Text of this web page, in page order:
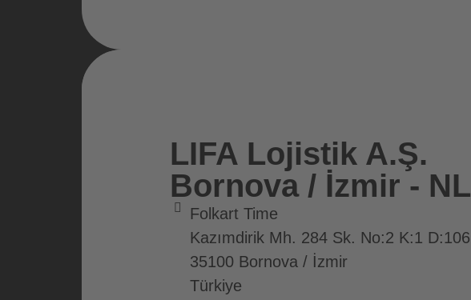
LIFA Lojistik A.Ş.
Bornova / İzmir - NL
Folkart Time
Kazımdirik Mh. 284 Sk. No:2 K:1 D:106
35100 Bornova / İzmir
Türkiye